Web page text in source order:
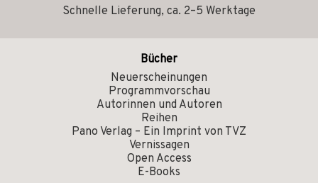
Schnelle Lieferung, ca. 2–5 Werktage
Bücher
Neuerscheinungen
Programmvorschau
Autorinnen und Autoren
Reihen
Pano Verlag – Ein Imprint von TVZ
Vernissagen
Open Access
E-Books